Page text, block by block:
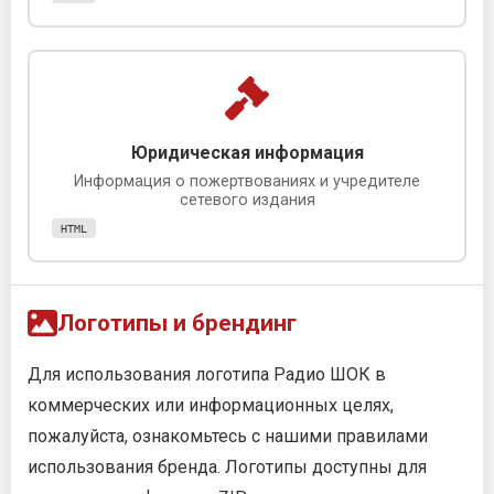
Юридическая информация
Информация о пожертвованиях и учредителе
сетевого издания
HTML
Логотипы и брендинг
Для использования логотипа Радио ШОК в
коммерческих или информационных целях,
пожалуйста, ознакомьтесь с нашими правилами
использования бренда. Логотипы доступны для